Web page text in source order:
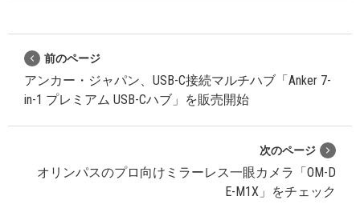
前のページ
アンカー・ジャパン、USB-C接続マルチハブ「Anker 7-
in-1 プレミアム USB-Cハブ」を販売開始
次のページ
オリンパスのプロ向けミラーレス一眼カメラ「OM-D
E-M1X」をチェック